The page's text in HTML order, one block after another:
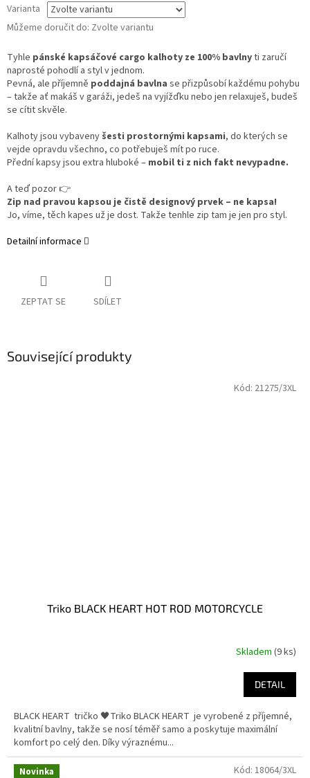
Varianta
Můžeme doručit do: Zvolte variantu
Tyhle pánské kapsáčové cargo kalhoty ze 100% bavlnyti zaručí
naprosté pohodlí a styl v jednom.
Pevná, ale příjemně poddajná bavlna se přizpůsobí každému pohybu
– takže ať makáš v garáži, jedeš na vyjížďku nebo jen relaxuješ, budeš
se cítit skvěle.
Kalhoty jsou vybaveny šesti prostornými kapsami, do kterých se
vejde opravdu všechno, co potřebuješ mít po ruce.
Přední kapsy jsou extra hluboké – mobil ti z nich fakt nevypadne.
A teď pozor 👉
Zip nad pravou kapsou je čistě designový prvek – ne kapsa!
Jo, víme, těch kapes už je dost. Takže tenhle zip tam je jen pro styl.
Detailní informace
ZEPTAT SE SDÍLET
Související produkty
Triko BLACK HEART HOT ROD MOTORCYCLE
Skladem (9 ks)
DETAIL
BLACK HEART tričko 🖤Triko BLACK HEART je vyrobené z příjemné,
kvalitní bavlny, takže se nosí téměř samo a poskytuje maximální
komfort po celý den. Díky výraznému...
Kód: 21275/3XL
Novinka Kód: 18064/3XL